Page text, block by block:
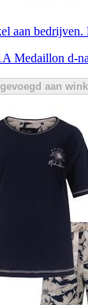
aan
Medaillon d-
aan